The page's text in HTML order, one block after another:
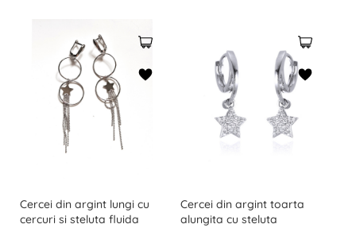
Cercei din argint lungi cu
cercuri si steluta fluida
Cercei din argint toarta
alungita cu steluta